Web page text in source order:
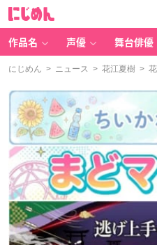
作品名 声優 舞台俳優
にじめん > ニュース > 花江夏樹 > 花